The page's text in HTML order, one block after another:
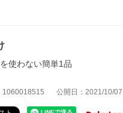
使わない簡単1品
1060018515 公開日：2021/10/07